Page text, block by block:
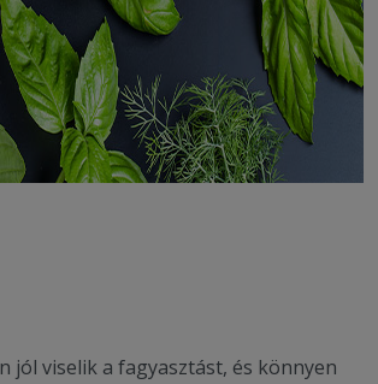
jól viselik a fagyasztást, és könnyen